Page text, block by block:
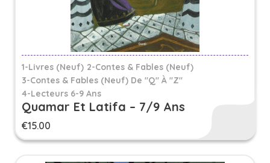
1-Livres (Neuf) 2-Contes & Fables (Neuf)
3-Contes & Fables (neuf) De "Q" À "Z"
4-Lecteurs 6-9 Ans
Quamar Et Latifa – 7/9 Ans
€15.00